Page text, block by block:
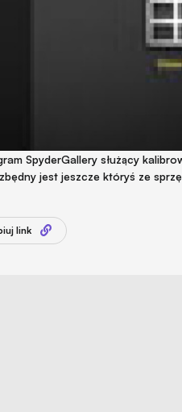
SpyderGallery służący
jest jeszcze któryś ze
link